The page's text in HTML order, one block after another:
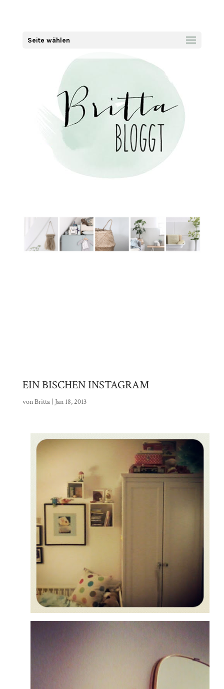
Seite wählen
EIN BISCHEN INSTAGRAM
vonBritta| Jan 18, 2013